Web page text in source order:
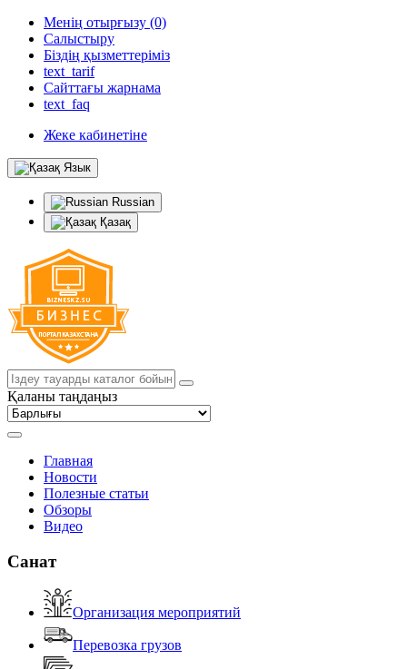
Менің отырғызу (0)
Салыстыру
Біздің қызметтеріміз
text_tarif
Сайттағы жарнама
text_faq
Жеке кабинетіне
Язык
Russian
Қазақ
Қаланы таңдаңыз
Главная
Новости
Полезные статьи
Обзоры
Видео
Санат
Организация мероприятий
Перевозка грузов